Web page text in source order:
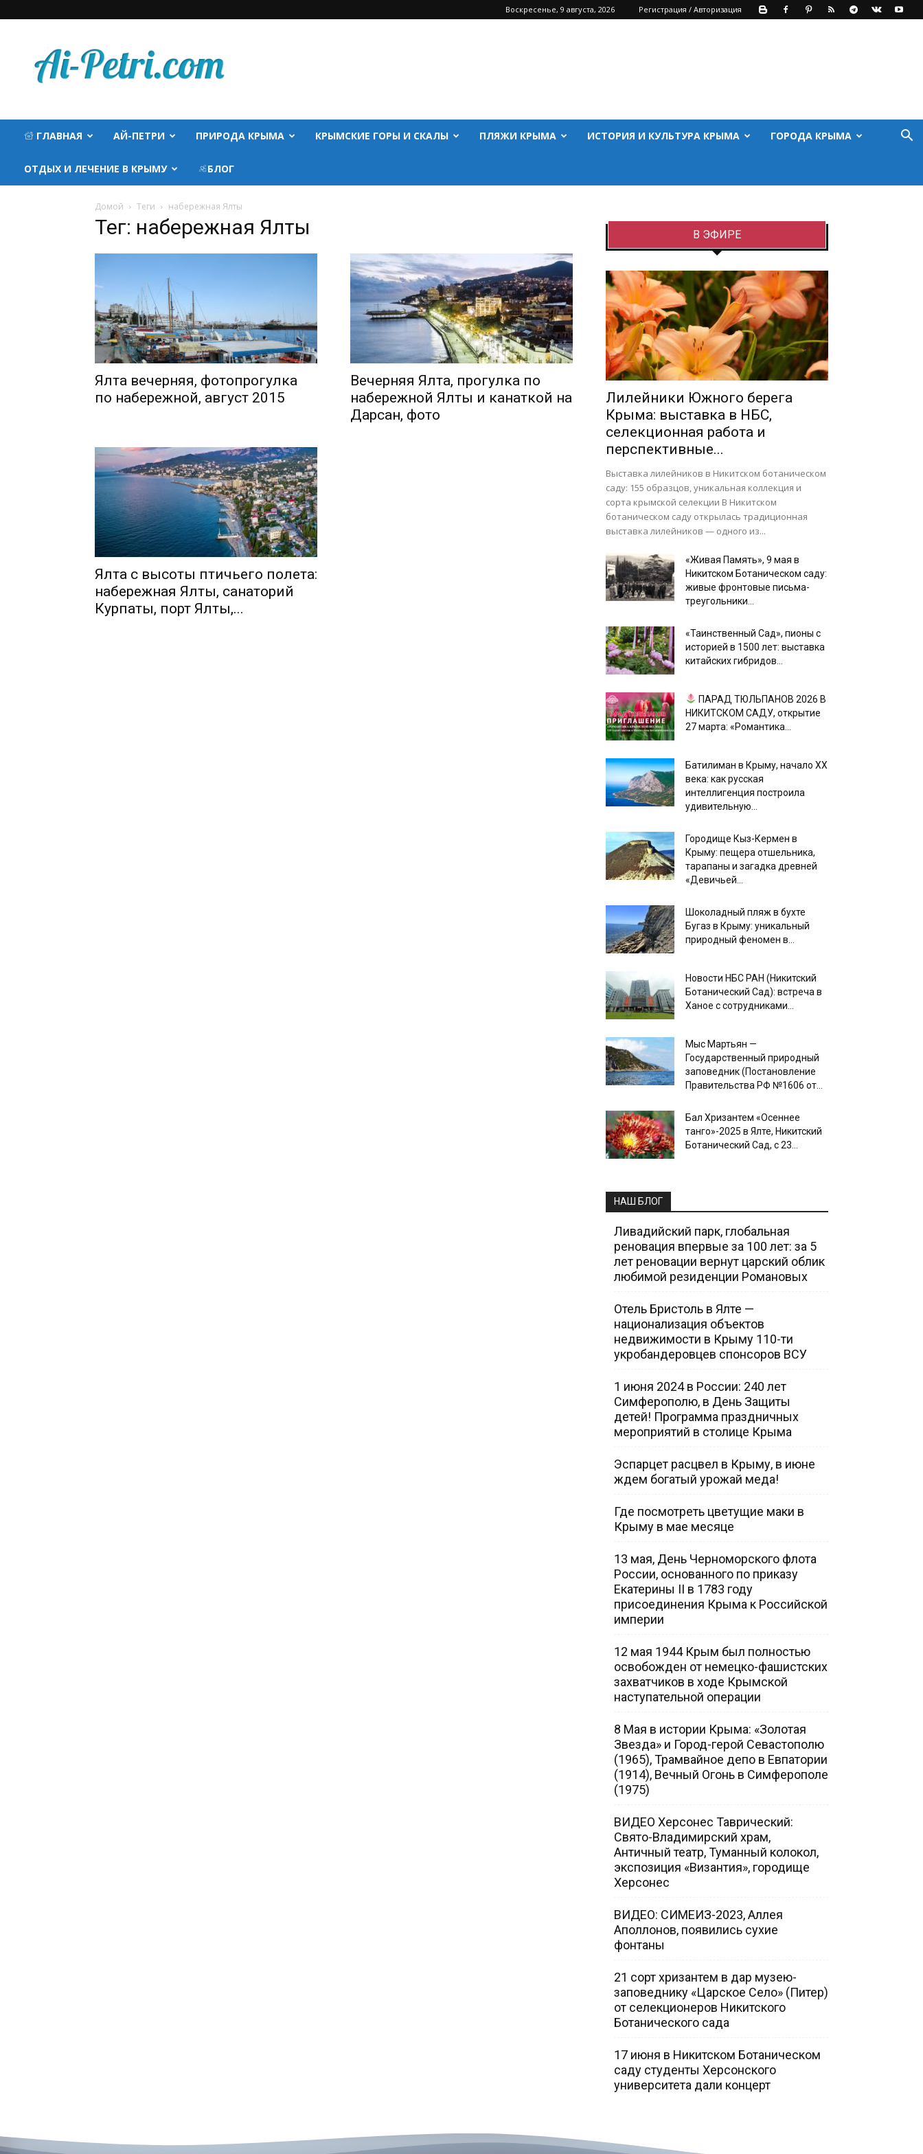
Воскресенье, 9 августа, 2026 Регистрация / Авторизация
PETRI.COM
ГЛАВНАЯ АЙ-ПЕТРИ ПРИРОДА КРЫМА КРЫМСКИЕ ГОРЫ И СКАЛЫ ПЛЯЖИ КРЫМА ИСТОРИЯ И КУЛЬТУРА КРЫМА ГОРОДА КРЫМА
ОТДЫХ И ЛЕЧЕНИЕ В КРЫМУ БЛОГ
Домой Теги набережная Ялты
Тег: набережная Ялты
Ялта вечерняя, фотопрогулка
по набережной, август 2015
Вечерняя Ялта, прогулка по
набережной Ялты и канаткой на
Дарсан, фото
Ялта с высоты птичьего полета:
набережная Ялты, санаторий
Курпаты, порт Ялты,...
В ЭФИРЕ
Лилейники Южного берега
Крыма: выставка в НБС,
селекционная работа и
перспективные...
Выставка лилейников в Никитском ботаническом
саду: 155 образцов, уникальная коллекция и
сорта крымской селекции В Никитском
ботаническом саду открылась традиционная
выставка лилейников — одного из...
«Живая Память», 9 мая в
Никитском Ботаническом саду:
живые фронтовые письма-
треугольники...
«Таинственный Сад», пионы с
историей в 1500 лет: выставка
китайских гибридов...
ПАРАД ТЮЛЬПАНОВ 2026 В
НИКИТСКОМ САДУ, открытие
27 марта: «Романтика...
Батилиман в Крыму, начало XX
века: как русская
интеллигенция построила
удивительную...
Городище Кыз-Кермен в
Крыму: пещера отшельника,
тарапаны и загадка древней
«Девичьей...
Шоколадный пляж в бухте
Бугаз в Крыму: уникальный
природный феномен в...
Новости НБС РАН (Никитский
Ботанический Сад): встреча в
Ханое с сотрудниками...
Мыс Мартьян —
Государственный природный
заповедник (Постановление
Правительства РФ №1606 от...
Бал Хризантем «Осеннее
танго»-2025 в Ялте, Никитский
Ботанический Сад, с 23...
НАШ БЛОГ
Ливадийский парк, глобальная
реновация впервые за 100 лет: за 5
лет реновации вернут царский облик
любимой резиденции Романовых
Отель Бристоль в Ялте —
национализация объектов
недвижимости в Крыму 110-ти
укробандеровцев спонсоров ВСУ
1 июня 2024 в России: 240 лет
Симферополю, в День Защиты
детей! Программа праздничных
мероприятий в столице Крыма
Эспарцет расцвел в Крыму, в июне
ждем богатый урожай меда!
Где посмотреть цветущие маки в
Крыму в мае месяце
13 мая, День Черноморского флота
России, основанного по приказу
Екатерины II в 1783 году
присоединения Крыма к Российской
империи
12 мая 1944 Крым был полностью
освобожден от немецко-фашистских
захватчиков в ходе Крымской
наступательной операции
8 Мая в истории Крыма: «Золотая
Звезда» и Город-герой Севастополю
(1965), Трамвайное депо в Евпатории
(1914), Вечный Огонь в Симферополе
(1975)
ВИДЕО Херсонес Таврический:
Свято-Владимирский храм,
Античный театр, Туманный колокол,
экспозиция «Византия», городище
Херсонес
ВИДЕО: СИМЕИЗ-2023, Аллея
Аполлонов, появились сухие
фонтаны
21 сорт хризантем в дар музею-
заповеднику «Царское Село» (Питер)
от селекционеров Никитского
Ботанического сада
17 июня в Никитском Ботаническом
саду студенты Херсонского
университета дали концерт